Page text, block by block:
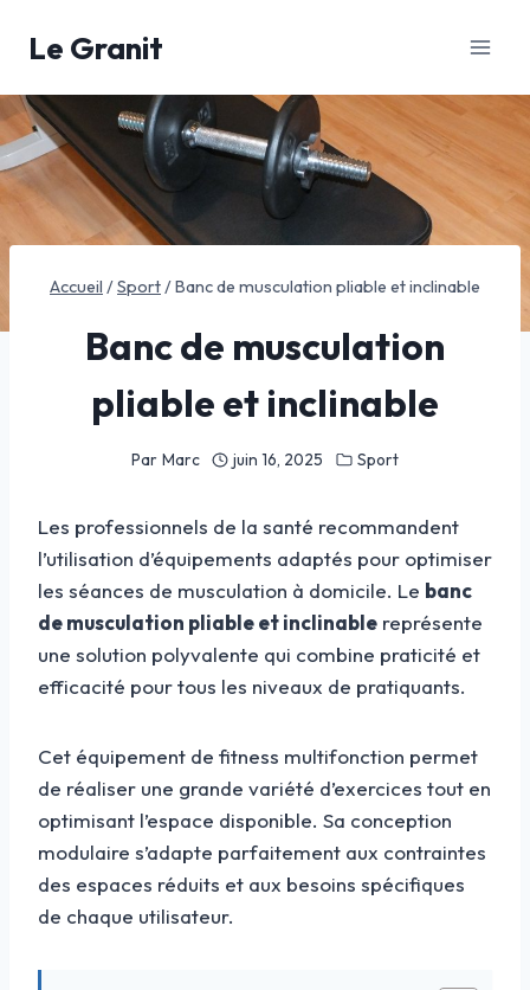
Le Granit
Accueil /Sport/Banc de musculation pliable et inclinable
Banc de musculation
pliable et inclinable
Par Marc juin 16, 2025 Sport
Les professionnels de la santé recommandent
l’utilisation d’équipements adaptés pour optimiser
les séances de musculation à domicile. Le banc
de musculation pliable et inclinable représente
une solution polyvalente qui combine praticité et
efficacité pour tous les niveaux de pratiquants.
Cet équipement de fitness multifonction permet
de réaliser une grande variété d’exercices tout en
optimisant l’espace disponible. Sa conception
modulaire s’adapte parfaitement aux contraintes
des espaces réduits et aux besoins spécifiques
de chaque utilisateur.